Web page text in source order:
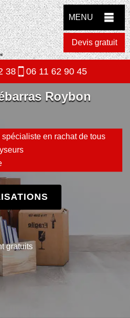
MENU
Devis gratuit
38 06 11 62 90 45
Roybon
en rachat de tous
gratuits